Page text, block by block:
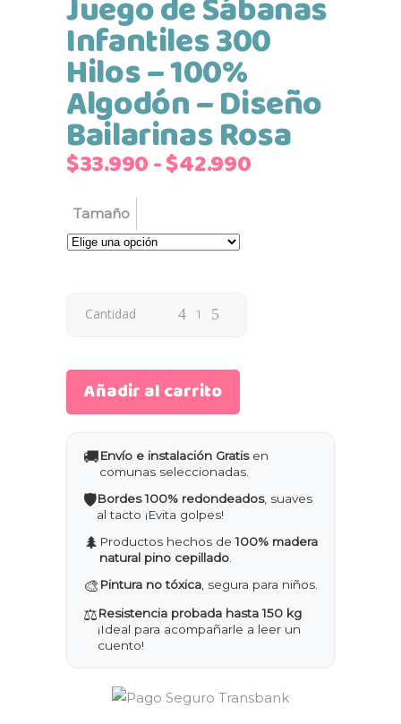
Infantiles 300
Hilos – 100%
Algodón – Diseño
Bailarinas Rosa
$33.990-$42.990Rango
Tamaño
Cantidad
Añadir al carrito
🚚Envío e instalación Gratisen
comunas seleccionadas.
🛡️Bordes 100% redondeados, suaves
al tacto ¡Evita golpes!
🌲 Productos hechos de100% madera
natural pino cepillado
🎨 Pintura no tóxica , segura para niños.
⚖️Resistencia probada hasta 150 kg
¡Ideal para acompañarle a leer un
cuento!